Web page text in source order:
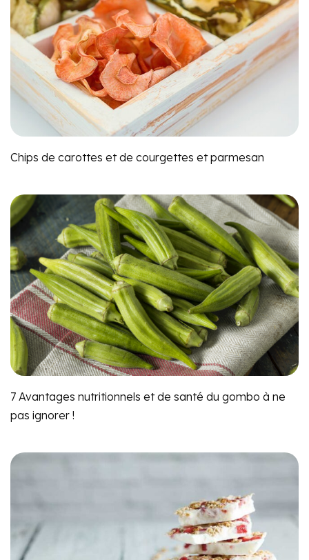
Chips de carottes et de courgettes et parmesan
7 Avantages nutritionnels et de santé du gombo à ne
pas ignorer !